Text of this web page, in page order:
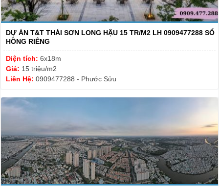
DỰ ÁN T&T THÁI SƠN LONG HẬU 15 TR/M2 LH 0909477288 SỔ
HỒNG RIÊNG
Diện tích: 6x18m
Giá: 15 triệu/m2
Liên Hệ: 0909477288 - Phước Sửu